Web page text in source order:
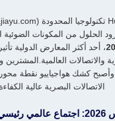
الحلول من المكونات الضوئية
، أحد أكثر المعارض الدولية
والاتصالات
وأصبح كشك هواجياييو نقطة
الاتصالات البصرية عالية
كونفيرجنس 2026: اجتماع عالمي